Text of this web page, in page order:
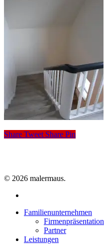
Share Tweet Share Pin
© 2026 malermaus.
Close
Familienunternehmen
Firmenpräsentation
Partner
Leistungen